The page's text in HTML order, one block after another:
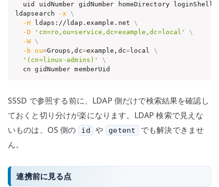
  uid uidNumber gidNumber homeDirectory loginShell
ldapsearch
-x
\
-H ldaps://ldap.example.net \
-D
'cn=ro,ou=service,dc=example,dc=local'
\
-W \
-b
ou=Groups,dc=example,dc=local \
'(cn=linux-admins)'
\
  cn gidNumber memberUid
SSSD で参照する前に、LDAP 側だけで検索結果を確認し
ておくと切り分けが楽になります。LDAP 検索で見えな
いものは、OS 側の
id や getent
でも解決できませ
ん。
連携前に見る点